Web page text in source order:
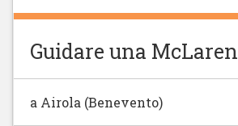
Guidare una
a Airola (Benevento)